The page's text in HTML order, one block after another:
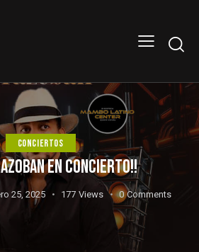
CONCIERTOS
EN CONCIERTO!!
25, 2025 177 Views 0 Comments